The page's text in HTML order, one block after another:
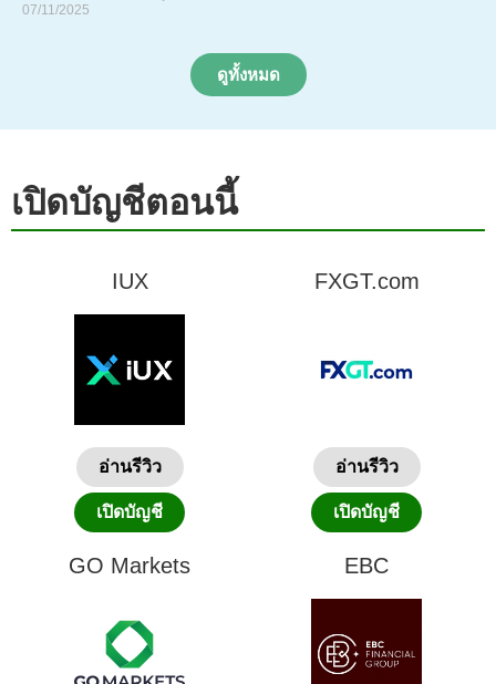
07/11/2025
ดูทั้งหมด
เปิดบัญชีตอนนี้
IUX
อ่านรีวิว
เปิดบัญชี
FXGT.com
อ่านรีวิว
เปิดบัญชี
GO Markets EBC